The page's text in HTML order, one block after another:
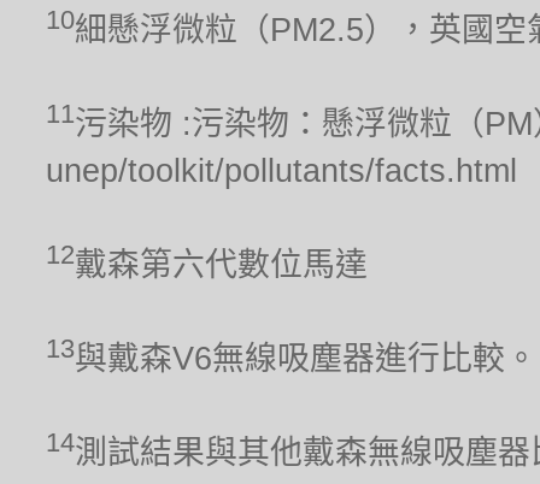
10細懸浮微粒（PM2.5），英國空
11污染物 :污染物：懸浮微粒（
unep/toolkit/pollutants/facts.html
12戴森第六代數位馬達
13與戴森V6無線吸塵器進行比較。
14測試結果與其他戴森無線吸塵器